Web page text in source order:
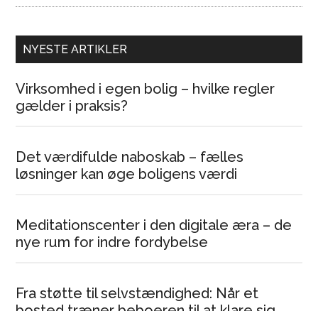
NYESTE ARTIKLER
Virksomhed i egen bolig – hvilke regler
gælder i praksis?
Det værdifulde naboskab – fælles
løsninger kan øge boligens værdi
Meditationscenter i den digitale æra – de
nye rum for indre fordybelse
Fra støtte til selvstændighed: Når et